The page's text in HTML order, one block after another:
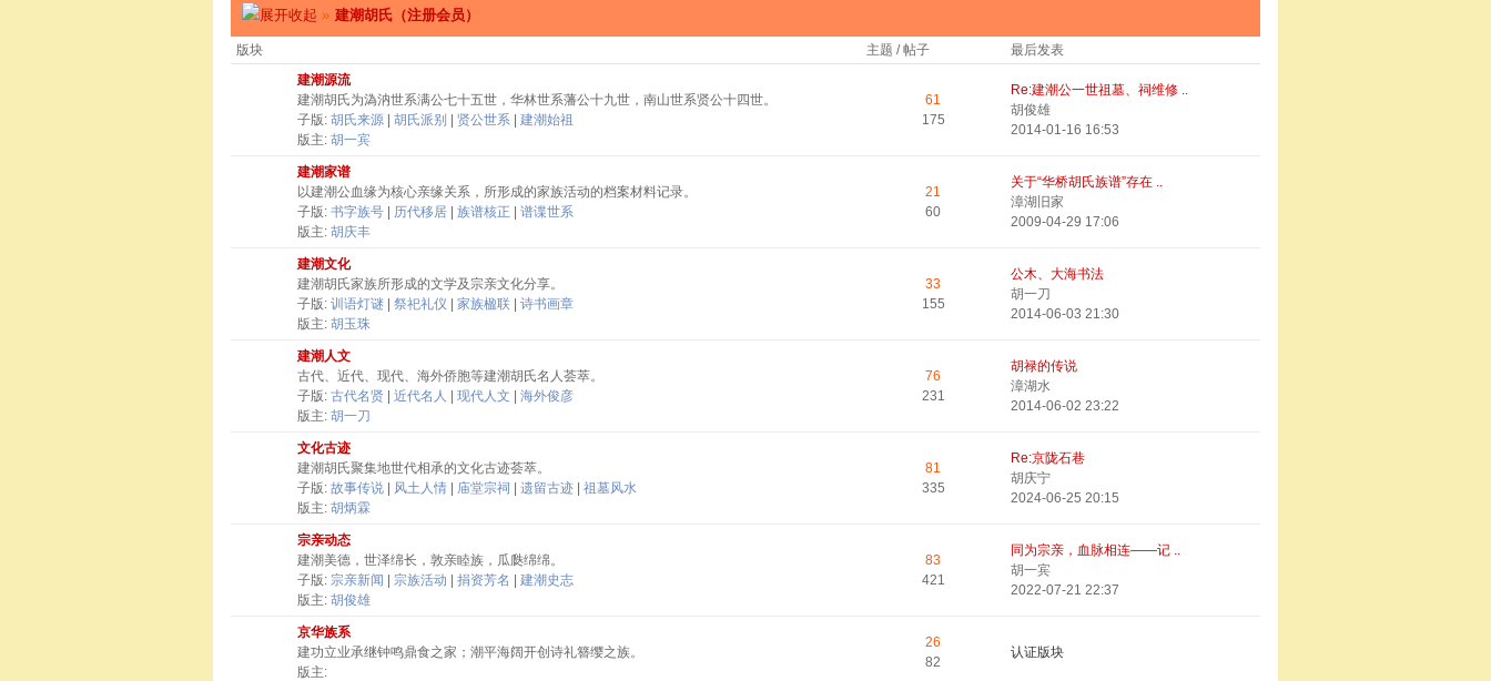
» 建潮胡氏（注册会员）
版块 主题 / 帖子
最后发表
建潮源流
建潮胡氏为溈汭世系满公七十五世，华林世系藩公十九世，南山世系贤公十四世。
子版: 胡氏来源 胡氏派别 贤公世系
建潮始祖
版主: 胡一宾
61
175
Re:建潮公一世祖墓、祠维修 ..
胡俊雄
2014-01-16 16:53
建潮家谱
以建潮公血缘为核心亲缘关系，所形成的家族活动的档案材料记录。
子版: 书字族号 历代移居 族谱核正
谱谍世系
版主: 胡庆丰
21
60
关于“华桥胡氏族谱”存在 ..
漳湖旧家
2009-04-29 17:06
建潮文化
建潮胡氏家族所形成的文学及宗亲文化分享。
子版: 训语灯谜 祭祀礼仪 家族楹联
诗书画章
版主: 胡玉珠
33
155
公木、大海书法
胡一刀
2014-06-03 21:30
建潮人文
古代、近代、现代、海外侨胞等建潮胡氏名人荟萃。
子版: 古代名贤 近代名人 现代人文
海外俊彦
版主: 胡一刀
76
231
胡禄的传说
漳湖水
2014-06-02 23:22
文化古迹
建潮胡氏聚集地世代相承的文化古迹荟萃。
子版: 故事传说 风土人情 庙堂宗祠 遗留古迹
祖墓风水
版主: 胡炳霖
81
335
Re:京陇石巷
胡庆宁
2024-06-25 20:15
宗亲动态
建潮美德，世泽绵长，敦亲睦族，瓜瓞绵绵。
子版: 宗亲新闻 宗族活动 捐资芳名
建潮史志
版主: 胡俊雄
83
421
同为宗亲，血脉相连——记 ..
胡一宾
2022-07-21 22:37
京华族系
建功立业承继钟鸣鼎食之家；潮平海阔开创诗礼簪缨之族。
版主:
26
82
认证版块